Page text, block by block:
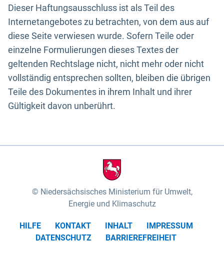
Dieser Haftungsausschluss ist als Teil des
Internetangebotes zu betrachten, von dem aus auf
diese Seite verwiesen wurde. Sofern Teile oder
einzelne Formulierungen dieses Textes der
geltenden Rechtslage nicht, nicht mehr oder nicht
vollständig entsprechen sollten, bleiben die übrigen
Teile des Dokumentes in ihrem Inhalt und ihrer
Gültigkeit davon unberührt.
Niedersächsisches Ministerium für Umwelt,
Energie und Klimaschutz
HILFE KONTAKT INHALT
IMPRESSUM
DATENSCHUTZ
BARRIEREFREIHEIT